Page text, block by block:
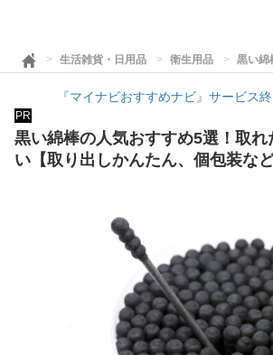
生活雑貨・日用品 衛生用品 黒い綿
『マイナビおすすめナビ』サービス
PR
黒い綿棒の人気おすすめ5選！取
い【取り出しかんたん、個包装など